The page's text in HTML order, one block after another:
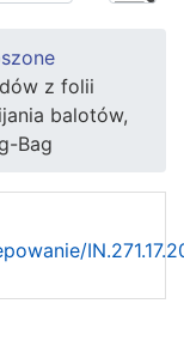
z folii
balotów,
Bag